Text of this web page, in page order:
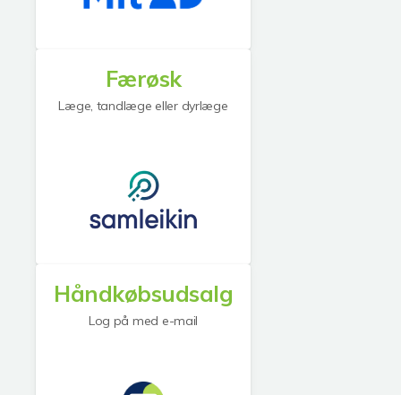
Færøsk
Læge, tandlæge eller dyrlæge
Håndkøbsudsalg
Log på med e-mail